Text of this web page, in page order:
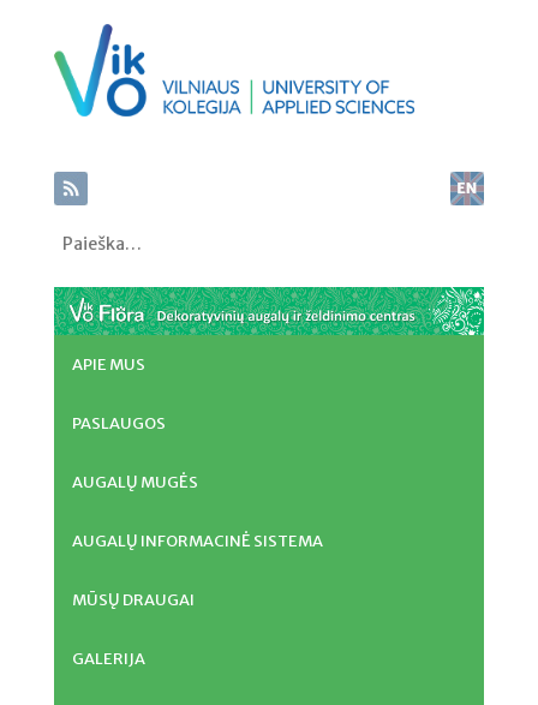
Paieška
APIE MUS
PASLAUGOS
AUGALŲ MUGĖS
AUGALŲ INFORMACINĖ SISTEMA
MŪSŲ DRAUGAI
GALERIJA